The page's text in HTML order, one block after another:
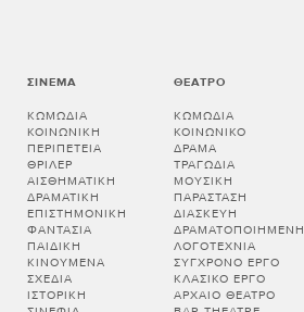
ΣΙΝΕΜΆ
ΚΩΜΩΔΊΑ
ΚΟΙΝΩΝΙΚΉ
ΠΕΡΙΠΈΤΕΙΑ
ΘΡΊΛΕΡ
ΑΙΣΘΗΜΑΤΙΚΉ
ΔΡΑΜΑΤΙΚΉ
ΕΠΙΣΤΗΜΟΝΙΚΉ
ΦΑΝΤΑΣΊΑ
ΠΑΙΔΙΚΉ
ΚΙΝΟΎΜΕΝΑ
ΣΧΈΔΙΑ
ΙΣΤΟΡΙΚΉ
ΘΈΑΤΡΟ
ΚΩΜΩΔΊΑ
ΚΟΙΝΩΝΙΚΌ
ΔΡΆΜΑ
ΤΡΑΓΩΔΊΑ
ΜΟΥΣΙΚΉ
ΠΑΡΆΣΤΑΣΗ
ΔΙΑΣΚΕΥΉ
ΔΡΑΜΑΤΟΠΟΙΗΜΈΝΗ
ΛΟΓΟΤΕΧΝΊΑ
ΣΎΓΧΡΟΝΟ ΈΡΓΟ
ΚΛΑΣΙΚΌ ΈΡΓΟ
ΑΡΧΑΊΟ ΘΈΑΤΡΟ